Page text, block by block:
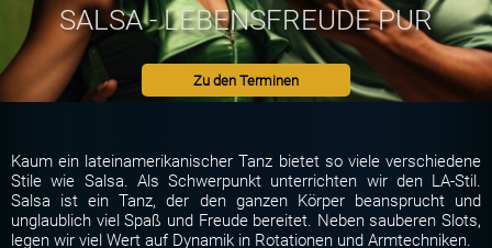
SALSA - LEBENSFREUDE PUR
Zu den Terminen
Kaum ein lateinamerikanischer Tanz bietet so viele verschiedene
Stile wie Salsa. Als Schwerpunkt unterrichten wir den LA-Stil.
Salsa ist ein Tanz, der den ganzen Körper beansprucht und
unglaublich viel Spaß und Freude bereitet. Neben sauberen Slots,
legen wir viel Wert auf Dynamik in Rotationen und Armtechniken.